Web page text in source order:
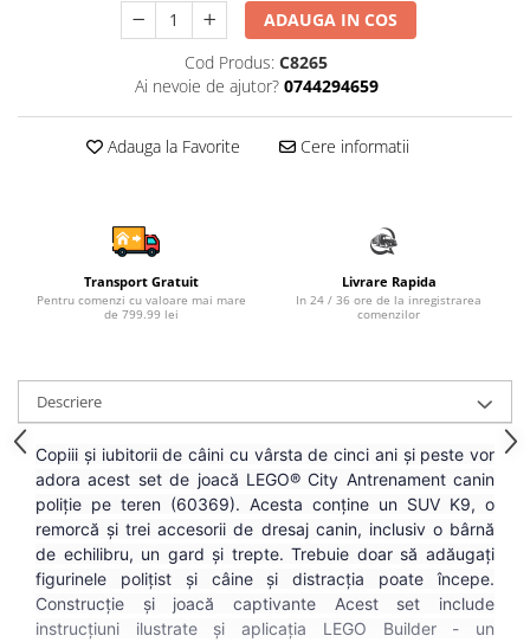
Aspiratoare nazale si accesorii
Cadite bebe si accesorii baie
Creme si lotiuni de corp copii
Sampon si balsam copii
Tampoane pentru San
Set Ingrijire Bebelusi
Arme de jucarie
Ateliere si bancuri de lucru
Carucioare papusi si accesorii
Casute de papusi si mobilier
Cuburi si caramizi
Elicoptere, avioane si nave de
jucarie
Figurine
Frumusete, bijuterii si accesorii
fetite
ADAUGA IN COS
Cod Produs: C8265
Ai nevoie de ajutor? 0744294659
Adauga la Favorite Cere informatii
Transport Gratuit
Pentru comenzi cu valoare mai mare
de 799.99 lei
Livrare Rapida
In 24 / 36 ore de la inregistrarea
comenzilor
Descriere
Copiii și iubitorii de câini cu vârsta de cinci ani și peste vor
adora acest set de joacă LEGO® City Antrenament canin
poliție pe teren (60369). Acesta conține un SUV K9, o
remorcă și trei accesorii de dresaj canin, inclusiv o bârnă
de echilibru, un gard și trepte. Trebuie doar să adăugați
figurinele polițist și câine și distracția poate începe.
Construcție și joacă captivante Acest set include
instrucțiuni ilustrate și aplicația LEGO Builder - un